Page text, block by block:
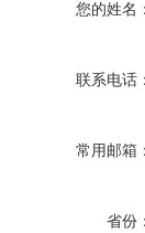
您的姓名
联系电话
常用邮箱
省份